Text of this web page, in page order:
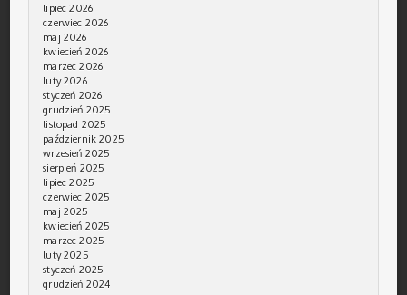
lipiec 2026
czerwiec 2026
maj 2026
kwiecień 2026
marzec 2026
luty 2026
styczeń 2026
grudzień 2025
listopad 2025
październik 2025
wrzesień 2025
sierpień 2025
lipiec 2025
czerwiec 2025
maj 2025
kwiecień 2025
marzec 2025
luty 2025
styczeń 2025
grudzień 2024